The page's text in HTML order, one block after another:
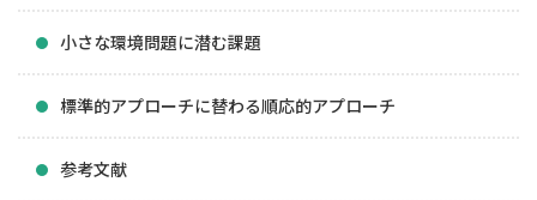
小さな環境問題に潜む課題
標準的アプローチに替わる順応的アプローチ
参考文献